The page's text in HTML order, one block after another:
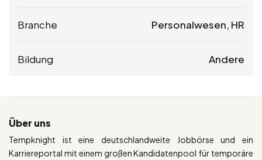
Branche Personalwesen, HR
Bildung Andere
Über uns
Tempknight ist eine deutschlandweite Jobbörse und ein
Karriereportal mit einem großen Kandidatenpool für temporäre